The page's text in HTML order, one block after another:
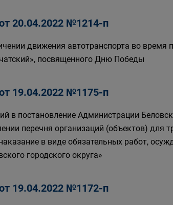
20.04.2022 №1214-п
движения автотранспорта во время
посвященного Дню Победы
19.04.2022 №1175-п
в постановление Администрации
перечня организаций (объектов) для
в виде обязательных работ,
городского округа»
19.04.2022 №1172-п